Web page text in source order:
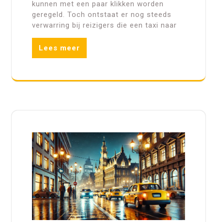
kunnen met een paar klikken worden
geregeld. Toch ontstaat er nog steeds
verwarring bij reizigers die een taxi naar
Lees meer